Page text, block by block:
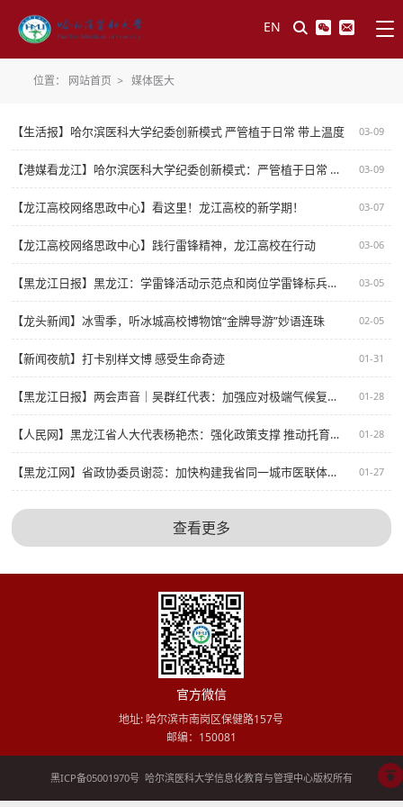
EN
位置： 网站首页 > 媒体医大
【生活报】哈尔滨医科大学纪委创新模式 严管植于日常 带上温度 03-09
【港媒看龙江】哈尔滨医科大学纪委创新模式：严管植于日常 带上温度 03-09
【龙江高校网络思政中心】看这里！龙江高校的新学期！ 03-07
【龙江高校网络思政中心】践行雷锋精神，龙江高校在行动 03-06
【黑龙江日报】黑龙江：学雷锋活动示范点和岗位学雷锋标兵名单“出炉” 03-05
【龙头新闻】冰雪季，听冰城高校博物馆“金牌导游”妙语连珠 02-05
【新闻夜航】打卡别样文博 感受生命奇迹 01-31
【黑龙江日报】两会声音｜吴群红代表：加强应对极端气候复合灾害综合救援能力 01-28
【人民网】黑龙江省人大代表杨艳杰：强化政策支撑 推动托育服务健康发展 01-28
【黑龙江网】省政协委员谢蕊：加快构建我省同一城市医联体，优化医疗资源配置 01-27
查看更多
官方微信
地址: 哈尔滨市南岗区保健路157号
邮编：150081
黑ICP备05001970号哈尔滨医科大学信息化教育与管理中心版权所有